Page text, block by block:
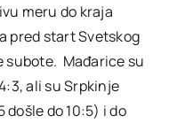
meru do kraja
pred start Svetskog
subote. Mađarice su
ali su Srpkinje
došle do 10:5) i do